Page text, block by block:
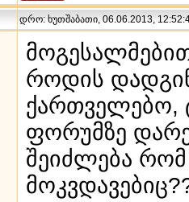
დრო: ხუთშაბათი, 06.06.2013,
როდის
ქართველებო,
ფორუმზე
შეიძლება